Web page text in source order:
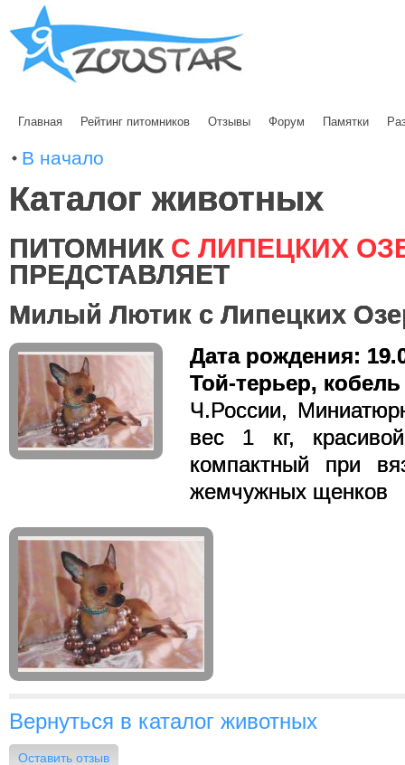
Главная Рейтинг питомников Отзывы Форум Памятки
В начало
Каталог животных
ПИТОМНИК С ЛИПЕЦКИХ
ПРЕДСТАВЛЯЕТ
Милый Лютик с Липецких
Дата рождения:
Той-терьер, кобель
Ч.России,
вес 1 кг,
компактный при
жемчужных щенков
Вернуться в каталог животных
Оставить отзыв